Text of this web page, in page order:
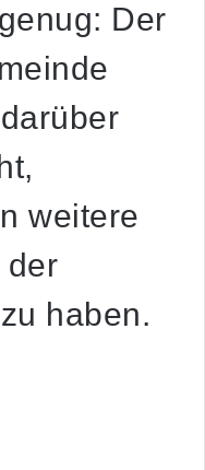
Der
weitere
der
haben.